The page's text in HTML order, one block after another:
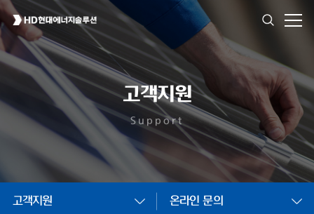
고객지원
Support
고객지원 온라인 문의